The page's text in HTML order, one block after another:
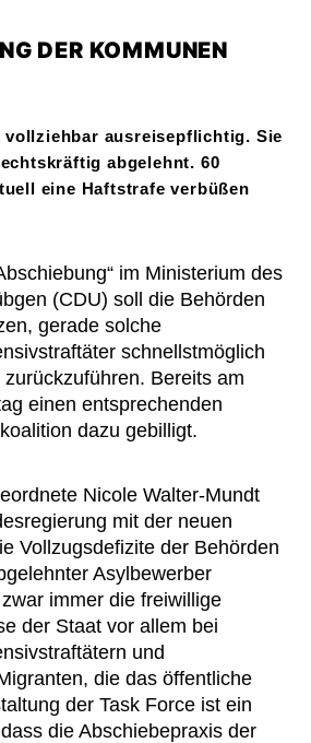
DER KOMMUNEN
ausreisepflichtig. Sie
abgelehnt. 60
eine Haftstrafe verbüßen
im Ministerium des
(CDU) soll die Behörden
gerade solche
schnellstmöglich
Bereits am
einen entsprechenden
dazu gebilligt.
Nicole Walter-Mundt
mit der neuen
Vollzugsdefizite der Behörden
Asylbewerber
immer die freiwillige
der Staat vor allem bei
und
die das öffentliche
der Task Force ist ein
die Abschiebepraxis der